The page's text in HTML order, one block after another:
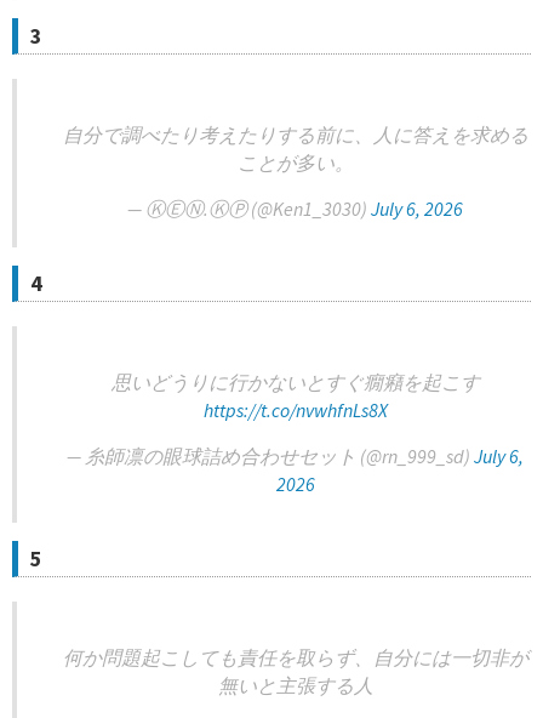
3
自分で調べたり考えたりする前に、人に答えを求める
ことが多い。
— ⓀⒺⓃ.ⓀⓅ (@Ken1_3030) July 6, 2026
4
思いどうりに行かないとすぐ癇癪を起こす
https://t.co/nvwhfnLs8X
— 糸師凛の眼球詰め合わせセット (@rn_999_sd) July 6,
2026
5
何か問題起こしても責任を取らず、自分には一切非が
無いと主張する人